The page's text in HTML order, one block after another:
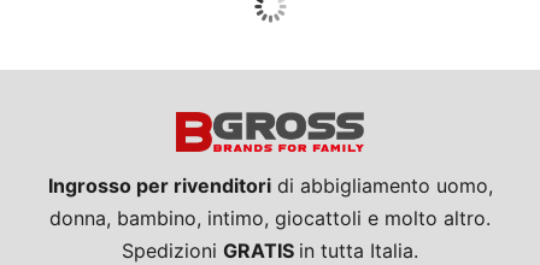
Guarda tutto
Ingrosso per rivenditoridi abbigliamento uomo,
donna, bambino, intimo, giocattoli e molto altro.
Spedizioni GRATIS in tutta Italia.